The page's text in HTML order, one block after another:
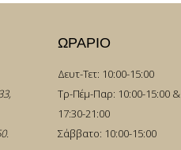
.
ΩΡΑΡΙΟ
Δευτ-Τετ: 10:00-15:00
Τρ-Πέμ-Παρ: 10:00-15:00 &
17:30-21:00
Σάββατο: 10:00-15:00